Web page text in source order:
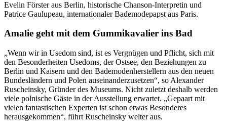
Evelin Förster aus Berlin, historische Chanson-Interpretin und
Patrice Gaulupeau, internationaler Bademodepapst aus Paris.
Amalie geht mit dem Gummikavalier ins Bad
„Wenn wir in Usedom sind, ist es Vergnügen und Pflicht, sich mit
den Besonderheiten Usedoms, der Ostsee, den Beziehungen zu
Berlin und Kaisern und den Bademodenherstellern aus den neuen
Bundesländern und Polen auseinanderzusetzen“, so Alexander
Ruscheinsky, Gründer des Museums. Nicht zuletzt deshalb werden
viele polnische Gäste in der Ausstellung erwartet. „Gepaart mit
vielen fantastischen Experten ist schon etwas Besonderes
herausgekommen“, führt Ruscheinsky weiter aus.